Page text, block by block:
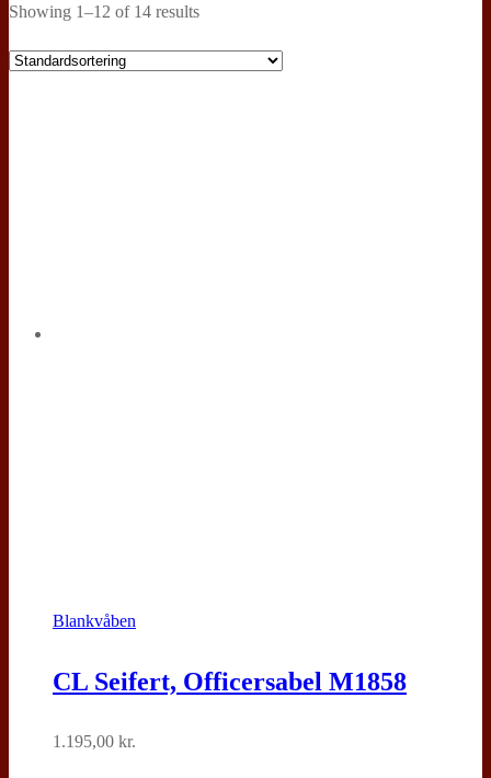
Showing 1–12 of 14 results
Blankvåben
CL Seifert, Officersabel M1858
1.195,00 kr.